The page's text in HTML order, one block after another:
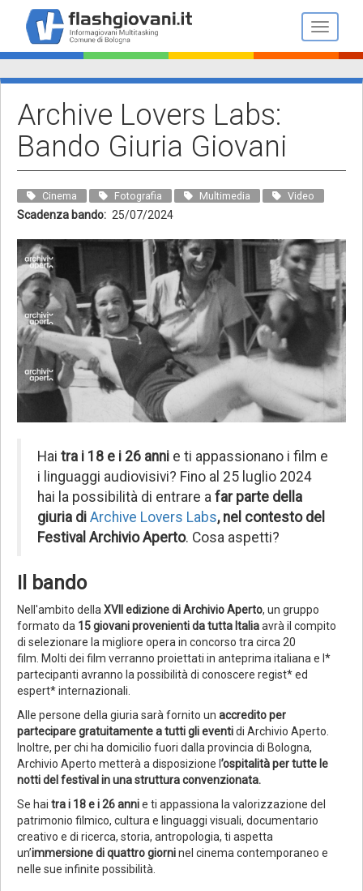
contenuto
principale
Toggle
Archive Lovers Labs:
Bando Giuria Giovani
Cinema Fotografia Multimedia Video
Scadenza bando 25/07/2024
Hai tra i 18 e i 26 anni e ti appassionano i film e
i linguaggi audiovisivi? Fino al 25 luglio 2024
hai la possibilità di entrare a far parte della
giuria di Archive Lovers Labs, nel contesto del
Festival Archivio Aperto. Cosa aspetti?
Il bando
Nell'ambito della XVII edizione di Archivio Aperto, un gruppo
formato da 15 giovani provenienti da tutta Italiaavrà il compito
di selezionare la migliore opera in concorso tra circa 20
film. Molti dei film verranno proiettati in anteprima italiana e l*
partecipanti avranno la possibilità di conoscere regist* ed
espert* internazionali.
Alle persone della giuria sarà fornito un accredito per
partecipare gratuitamente a tutti gli eventidi Archivio Aperto.
Inoltre, per chi ha domicilio fuori dalla provincia di Bologna,
Archivio Aperto metterà a disposizione l ’ospitalità per tutte le
notti del festival in una struttura convenzionata.
Se hai tra i 18 e i 26 annie ti appassiona la valorizzazione del
patrimonio filmico, cultura e linguaggi visuali, documentario
creativo e di ricerca, storia, antropologia, ti aspetta
un’immersione di quattro giorninel cinema contemporaneo e
nelle sue infinite possibilità.